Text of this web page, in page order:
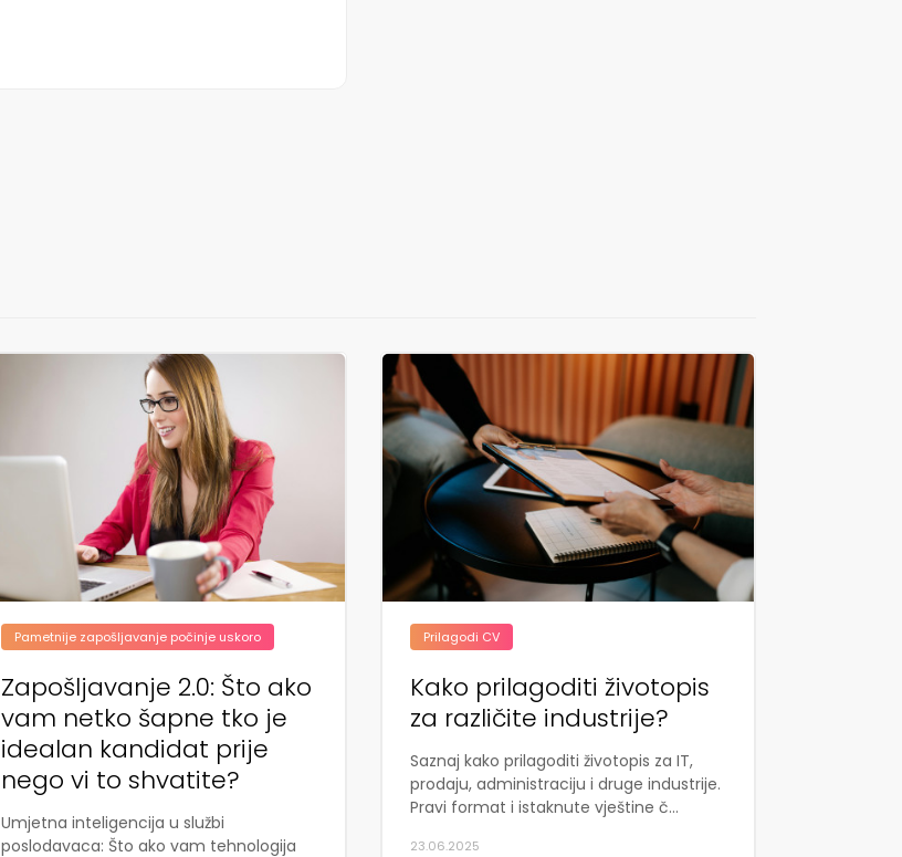
Pametnije zapošljavanje počinje uskoro
Zapošljavanje 2.0: Što ako
vam netko šapne tko je
idealan kandidat prije
nego vi to shvatite?
Umjetna inteligencija u službi
poslodavaca: Što ako vam tehnologija
Prilagodi CV
Kako prilagoditi životopis
za različite industrije?
Saznaj kako prilagoditi životopis za IT,
prodaju, administraciju i druge industrije.
Pravi format i istaknute vještine č...
23.06.2025